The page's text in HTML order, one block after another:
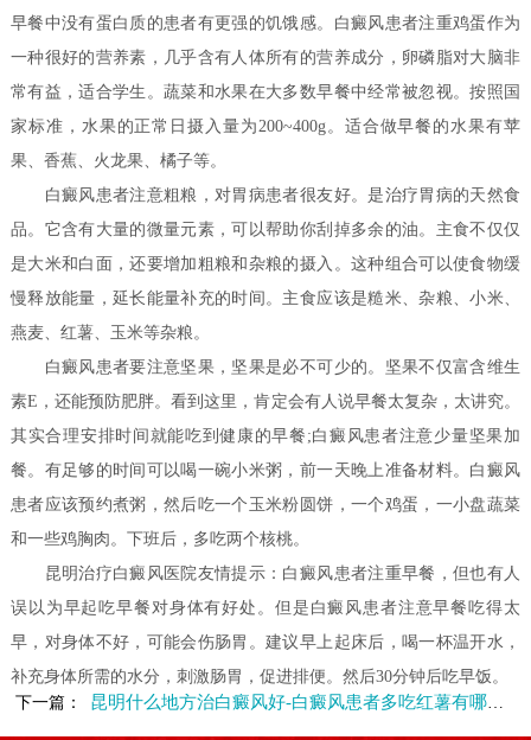
早餐中没有蛋白质的患者有更强的饥饿感。白癜风患者注重鸡蛋作为
一种很好的营养素，几乎含有人体所有的营养成分，卵磷脂对大脑非
常有益，适合学生。蔬菜和水果在大多数早餐中经常被忽视。按照国
家标准，水果的正常日摄入量为200~400g。适合做早餐的水果有苹
果、香蕉、火龙果、橘子等。
白癜风患者注意粗粮，对胃病患者很友好。是治疗胃病的天然食
品。它含有大量的微量元素，可以帮助你刮掉多余的油。主食不仅仅
是大米和白面，还要增加粗粮和杂粮的摄入。这种组合可以使食物缓
慢释放能量，延长能量补充的时间。主食应该是糙米、杂粮、小米、
燕麦、红薯、玉米等杂粮。
白癜风患者要注意坚果，坚果是必不可少的。坚果不仅富含维生
素E，还能预防肥胖。看到这里，肯定会有人说早餐太复杂，太讲究。
其实合理安排时间就能吃到健康的早餐;白癜风患者注意少量坚果加
餐。有足够的时间可以喝一碗小米粥，前一天晚上准备材料。白癜风
患者应该预约煮粥，然后吃一个玉米粉圆饼，一个鸡蛋，一小盘蔬菜
和一些鸡胸肉。下班后，多吃两个核桃。
昆明治疗白癜风医院友情提示：白癜风患者注重早餐，但也有人
误以为早起吃早餐对身体有好处。但是白癜风患者注意早餐吃得太
早，对身体不好，可能会伤肠胃。建议早上起床后，喝一杯温开水，
补充身体所需的水分，刺激肠胃，促进排便。然后30分钟后吃早饭。
下一篇：
昆明什么地方治白癜风好-白癜风患者多吃红薯有哪些好处